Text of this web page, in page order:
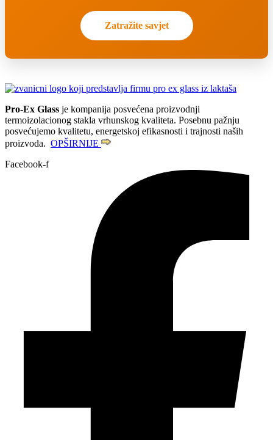
Zatražite savjet
Pro-Ex Glass je kompanija posvećena proizvodnji
termoizolacionog stakla vrhunskog kvaliteta. Posebnu pažnju
posvećujemo kvalitetu, energetskoj efikasnosti i trajnosti naših
proizvoda. OPŠIRNIJE
Facebook-f